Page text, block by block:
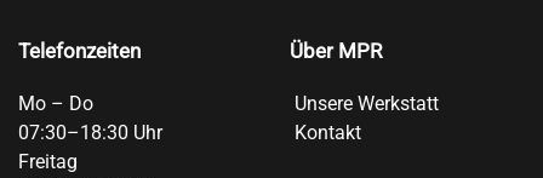
Telefonzeiten
Mo – Do
07:30–18:30 Uhr
Freitag
Über MPR
Unsere Werkstatt
Kontakt